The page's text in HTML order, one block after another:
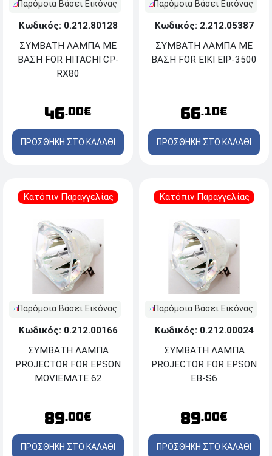
Παρόμοια Βάσει Εικόνας
Κωδικός: 0.212.80128
ΣΥΜΒΑΤΗ ΛΑΜΠΑ ΜΕ
ΒΑΣΗ FOR HITACHI CP-
RX80
46.00€
ΠΡΟΣΘΗΚΗ ΣΤΟ ΚΑΛΑΘΙ
Παρόμοια Βάσει Εικόνας
Κωδικός: 2.212.05387
ΣΥΜΒΑΤΗ ΛΑΜΠΑ ΜΕ
ΒΑΣΗ FOR EIKI EIP-3500
66.10€
ΠΡΟΣΘΗΚΗ ΣΤΟ ΚΑΛΑΘΙ
Κατόπιν Παραγγελίας
Παρόμοια Βάσει Εικόνας
Κωδικός: 0.212.00166
ΣΥΜΒΑΤΗ ΛΑΜΠΑ
PROJECTOR FOR EPSON
MOVIEMATE 62
89.00€
ΠΡΟΣΘΗΚΗ ΣΤΟ ΚΑΛΑΘΙ
Κατόπιν Παραγγελίας
Παρόμοια Βάσει Εικόνας
Κωδικός: 0.212.00024
ΣΥΜΒΑΤΗ ΛΑΜΠΑ
PROJECTOR FOR EPSON
EB-S6
89.00€
ΠΡΟΣΘΗΚΗ ΣΤΟ ΚΑΛΑΘΙ